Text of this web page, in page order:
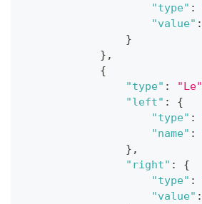
"type" :
"value" :
}
} ,
{
"type" : "Le"
"left" :
{
"type" :
"name" :
} ,
"right" :
{
"type" :
"value" :